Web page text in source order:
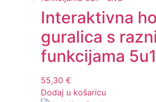
Interaktivna
guralica s
funkcijama
55,30 €
Dodaj u košaricu